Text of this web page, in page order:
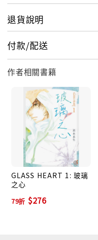
退貨說明
付款/配送
作者相關書籍
GLASS HEART 1: 玻璃
之心
79折 $276